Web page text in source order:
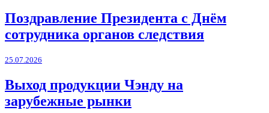
Поздравление Президента с Днём
сотрудника органов следствия
25.07.2026
Выход продукции Чэнду на
зарубежные рынки